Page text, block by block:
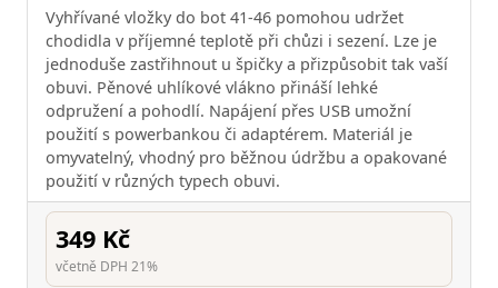
Vyhřívané vložky do bot 41-46 pomohou udržet
chodidla v příjemné teplotě při chůzi i sezení. Lze je
jednoduše zastřihnout u špičky a přizpůsobit tak vaší
obuvi. Pěnové uhlíkové vlákno přináší lehké
odpružení a pohodlí. Napájení přes USB umožní
použití s powerbankou či adaptérem. Materiál je
omyvatelný, vhodný pro běžnou údržbu a opakované
použití v různých typech obuvi.
349 Kč
včetně DPH 21%